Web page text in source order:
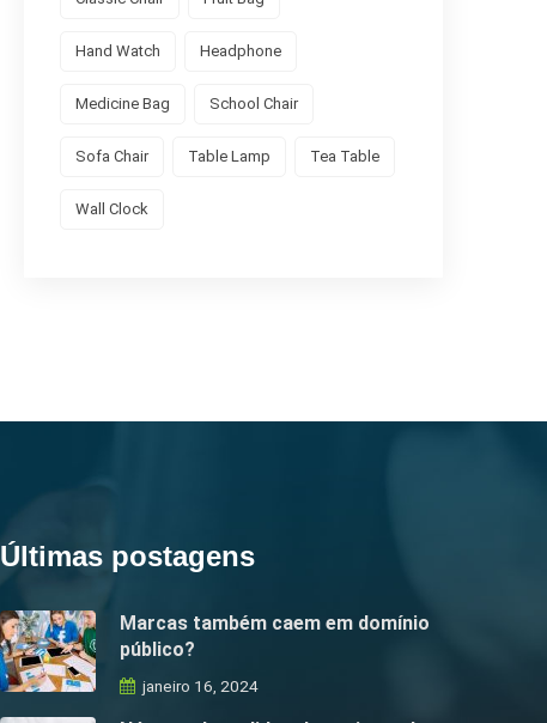
Hand Watch Headphone
Medicine Bag School Chair
Sofa Chair Table Lamp Tea Table
Wall Clock
Últimas postagens
Marcas também caem em domínio
público?
janeiro 16, 2024